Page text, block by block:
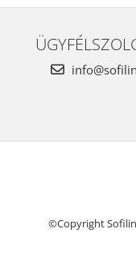
©Copyright